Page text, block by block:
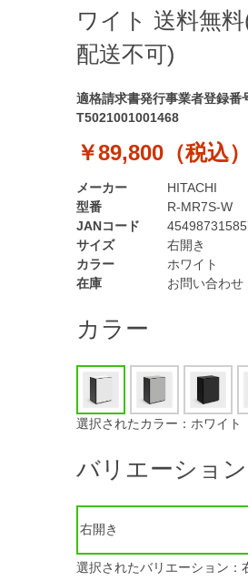
ワイト 送料無
配送不可)
適格請求書発行事業者登録番
T5021001001468
￥89,800（税込）
型番
R-MR7S-W
JANコード
サイズ
右開き
カラー
ホワイト
在庫
お問い合わせ
メーカー HITACHI
カラー
選択されたカラー：ホワイト
バリエーション
右開き
選択されたバリエーション：